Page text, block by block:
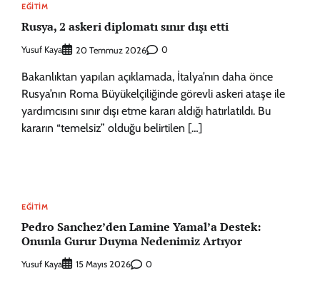
EĞITIM
Rusya, 2 askeri diplomatı sınır dışı etti
Yusuf Kaya 20 Temmuz 2026 0
Bakanlıktan yapılan açıklamada, İtalya’nın daha önce
Rusya’nın Roma Büyükelçiliğinde görevli askeri ataşe ile
yardımcısını sınır dışı etme kararı aldığı hatırlatıldı. Bu
kararın “temelsiz” olduğu belirtilen […]
EĞITIM
Pedro Sanchez’den Lamine Yamal’a Destek:
Onunla Gurur Duyma Nedenimiz Artıyor
Yusuf Kaya 15 Mayıs 2026 0